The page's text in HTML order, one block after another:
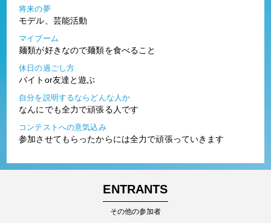
将来の夢
モデル、芸能活動
マイブーム
麺類が好きなので麺類を食べること
休日の過ごし方
バイトor友達と遊ぶ
自分を説明するならどんな人か
なんにでも全力で頑張る人です
コンテストへの意気込み
参加させてもらったからには全力で頑張っていきます
ENTRANTS
その他の参加者